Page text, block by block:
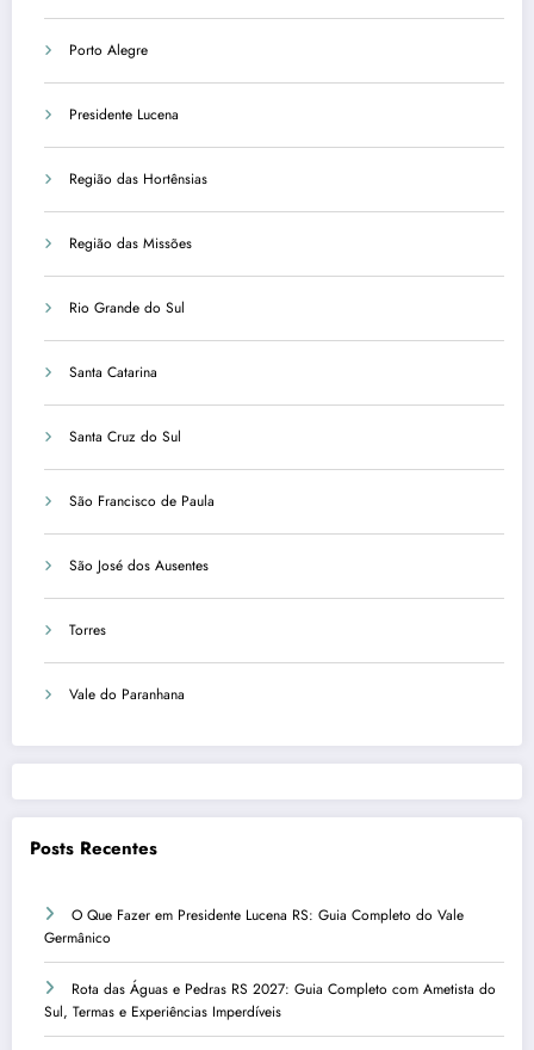
Porto Alegre
Presidente Lucena
Região das Hortênsias
Região das Missões
Rio Grande do Sul
Santa Catarina
Santa Cruz do Sul
São Francisco de Paula
São José dos Ausentes
Torres
Vale do Paranhana
Posts Recentes
O Que Fazer em Presidente Lucena RS: Guia Completo do Vale
Germânico
Rota das Águas e Pedras RS 2027: Guia Completo com Ametista do
Sul, Termas e Experiências Imperdíveis